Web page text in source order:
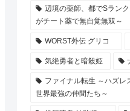
辺境の薬師、都でSラン
がチート薬で無自覚無双～
WORST外伝 グリコ
気絶勇者と暗殺姫
ファイナル転生 ～ハズレ
世界最強の仲間たち～